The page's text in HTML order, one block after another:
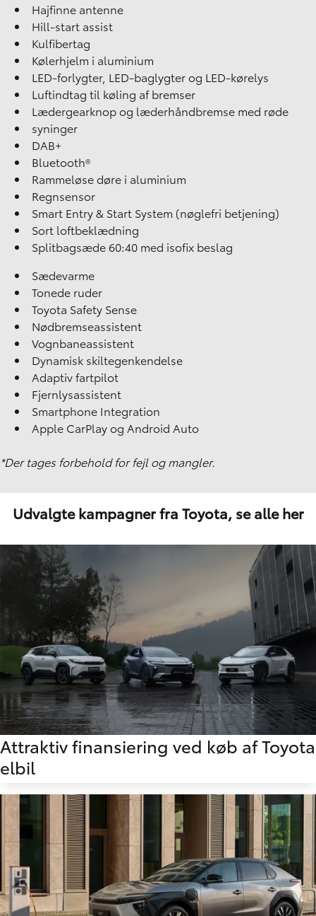
Hajfinne antenne
Hill-start assist
Kulfibertag
Kølerhjelm i aluminium
LED-forlygter, LED-baglygter og LED-kørelys
Luftindtag til køling af bremser
Lædergearknop og læderhåndbremse med røde
syninger
DAB+
Bluetooth®
Rammeløse døre i aluminium
Regnsensor
Smart Entry & Start System (nøglefri betjening)
Sort loftbeklædning
Splitbagsæde 60:40 med isofix beslag
Sædevarme
Tonede ruder
Toyota Safety Sense
Nødbremseassistent
Vognbaneassistent
Dynamisk skiltegenkendelse
Adaptiv fartpilot
Fjernlysassistent
Smartphone Integration
Apple CarPlay og Android Auto
*Der tages forbehold for fejl og mangler.
Udvalgte kampagner fra Toyota, se alle her
Attraktiv finansiering ved køb af Toyota
elbil